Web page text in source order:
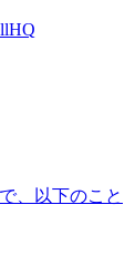
、以下のこと